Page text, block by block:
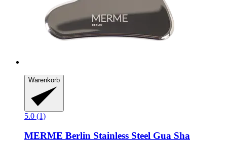
Warenkorb
5.0 (1)
MERME Berlin Stainless Steel Gua Sha